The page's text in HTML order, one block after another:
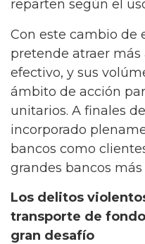
reparten según el
Con este cambio de
pretende atraer
efectivo, y sus
ámbito de acción
unitarios. A finales
incorporado
bancos como
grandes bancos
Los delitos
transporte de
gran desafío